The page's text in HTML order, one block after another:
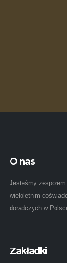
O nas
Jesteśmy
wieloletnim
doradczych w
Zakładki